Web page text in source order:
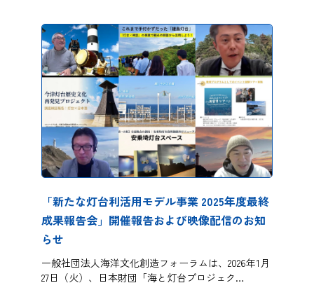
「新たな灯台利活用モデル事業 2025年度最終
成果報告会」開催報告および映像配信のお知
らせ
一般社団法人海洋文化創造フォーラムは、2026年1月
27日（火）、日本財団「海と灯台プロジェク…